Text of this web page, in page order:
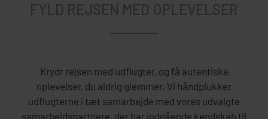
FYLD REJSEN MED OPLEVELSER
Krydr rejsen med udflugter, og få autentiske
oplevelser, du aldrig glemmer. Vi håndplukker
udflugterne i tæt samarbejde med vores udvalgte
samarbejdspartnere, der har indgående kendskab til